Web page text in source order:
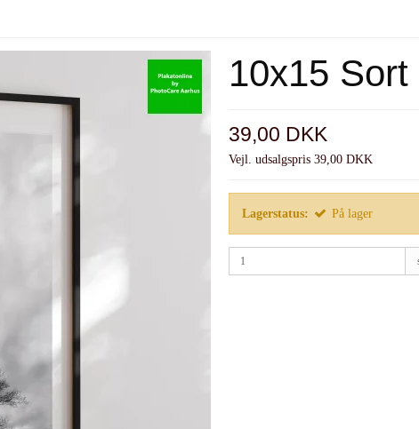
10x15
39,00 DKK
Vejl. udsalgspris 39,00 DKK
Lagerstatus: På lager